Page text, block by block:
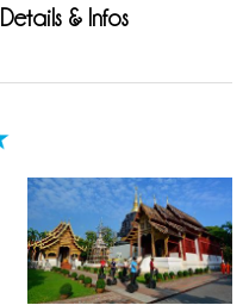
Details & Infos